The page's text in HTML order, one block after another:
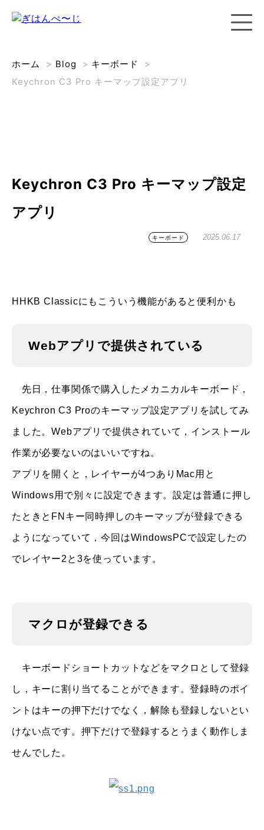
ホーム > Blog > キーボード
>
Keychron C3 Pro キーマップ設定アプリ
Keychron C3 Pro キーマップ設定
アプリ
キーボード 2025.06.17
HHKB Classicにもこういう機能があると便利かも
Webアプリで提供されている
先日，仕事関係で購入したメカニカルキーボード，
Keychron C3 Proのキーマップ設定アプリを試してみ
ました。Webアプリで提供されていて，インストール
作業が必要ないのはいいですね。
アプリを開くと，レイヤーが4つありMac用と
Windows用で別々に設定できます。設定は普通に押し
たときとFNキー同時押しのキーマップが登録できる
ようになっていて，今回はWindowsPCで設定したの
でレイヤー2と3を使っています。
マクロが登録できる
キーボードショートカットなどをマクロとして登録
し，キーに割り当てることができます。登録時のポイ
ントはキーの押下だけでなく，解除も登録しないとい
けない点です。押下だけで登録するとうまく動作しま
せんでした。